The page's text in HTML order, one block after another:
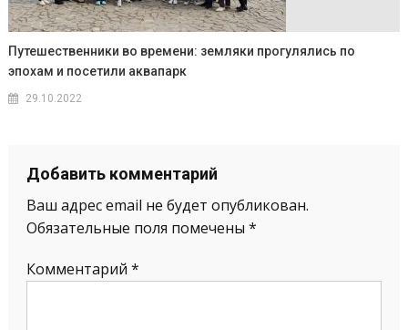
Путешественники во времени: земляки прогулялись по
эпохам и посетили аквапарк
29.10.2022
Добавить комментарий
Ваш адрес email не будет опубликован.
Обязательные поля помечены *
Комментарий *